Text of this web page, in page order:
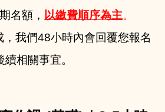
名額， 以繳費順序為主。
，我們48小時內會回覆您報名
續相關事宜。